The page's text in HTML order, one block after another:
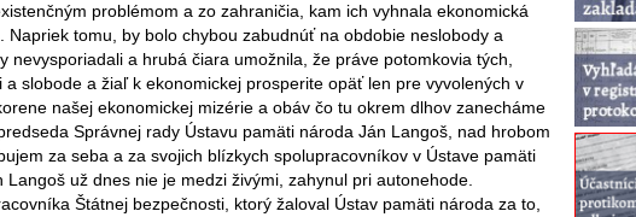
problémom a zo zahraničia, kam ich vyhnala ekonomická
tomu, by bolo chybou zabudnúť na obdobie neslobody a
a hrubá čiara umožnila, že práve potomkovia tých,
slobode a žiaľ k ekonomickej prosperite opäť len pre vyvolených v
našej ekonomickej mizérie a obáv čo tu okrem dlhov zanecháme
Správnej rady Ústavu pamäti národa Ján Langoš, nad hrobom
za seba a za svojich blízkych spolupracovníkov v Ústave pamäti
už dnes nie je medzi živými, zahynul pri autonehode.
Štátnej bezpečnosti, ktorý žaloval Ústav pamäti národa za to,